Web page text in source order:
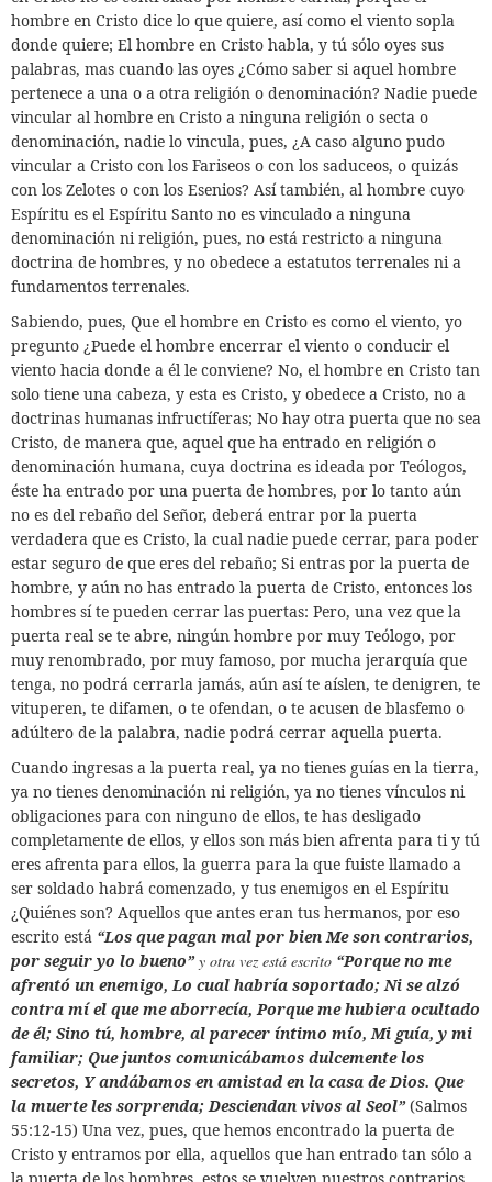
hombre en Cristo dice lo que quiere, así como el viento sopla
donde quiere; El hombre en Cristo habla, y tú sólo oyes sus
palabras, mas cuando las oyes ¿Cómo saber si aquel hombre
pertenece a una o a otra religión o denominación? Nadie puede
vincular al hombre en Cristo a ninguna religión o secta o
denominación, nadie lo vincula, pues, ¿A caso alguno pudo
vincular a Cristo con los Fariseos o con los saduceos, o quizás
con los Zelotes o con los Esenios? Así también, al hombre cuyo
Espíritu es el Espíritu Santo no es vinculado a ninguna
denominación ni religión, pues, no está restricto a ninguna
doctrina de hombres, y no obedece a estatutos terrenales ni a
fundamentos terrenales.
Sabiendo, pues, Que el hombre en Cristo es como el viento, yo
pregunto ¿Puede el hombre encerrar el viento o conducir el
viento hacia donde a él le conviene? No, el hombre en Cristo tan
solo tiene una cabeza, y esta es Cristo, y obedece a Cristo, no a
doctrinas humanas infructíferas; No hay otra puerta que no sea
Cristo, de manera que, aquel que ha entrado en religión o
denominación humana, cuya doctrina es ideada por Teólogos,
éste ha entrado por una puerta de hombres, por lo tanto aún
no es del rebaño del Señor, deberá entrar por la puerta
verdadera que es Cristo, la cual nadie puede cerrar, para poder
estar seguro de que eres del rebaño; Si entras por la puerta de
hombre, y aún no has entrado la puerta de Cristo, entonces los
hombres sí te pueden cerrar las puertas: Pero, una vez que la
puerta real se te abre, ningún hombre por muy Teólogo, por
muy renombrado, por muy famoso, por mucha jerarquía que
tenga, no podrá cerrarla jamás, aún así te aíslen, te denigren, te
vituperen, te difamen, o te ofendan, o te acusen de blasfemo o
adúltero de la palabra, nadie podrá cerrar aquella puerta.
Cuando ingresas a la puerta real, ya no tienes guías en la tierra,
ya no tienes denominación ni religión, ya no tienes vínculos ni
obligaciones para con ninguno de ellos, te has desligado
completamente de ellos, y ellos son más bien afrenta para ti y tú
eres afrenta para ellos, la guerra para la que fuiste llamado a
ser soldado habrá comenzado, y tus enemigos en el Espíritu
¿Quiénes son? Aquellos que antes eran tus hermanos, por eso
escrito está “Los que pagan mal por bien Me son contrarios,
por seguir yo lo bueno”y otra vez está escrito “Porque no me
afrentó un enemigo, Lo cual habría soportado; Ni se alzó
contra mí el que me aborrecía, Porque me hubiera ocultado
de él; Sino tú, hombre, al parecer íntimo mío, Mi guía, y mi
familiar; Que juntos comunicábamos dulcemente los
secretos, Y andábamos en amistad en la casa de Dios. Que
la muerte les sorprenda; Desciendan vivos al Seol”(Salmos
55:12-15) Una vez, pues, que hemos encontrado la puerta de
Cristo y entramos por ella, aquellos que han entrado tan sólo a
la puerta de los hombres, estos se vuelven nuestros contrarios,